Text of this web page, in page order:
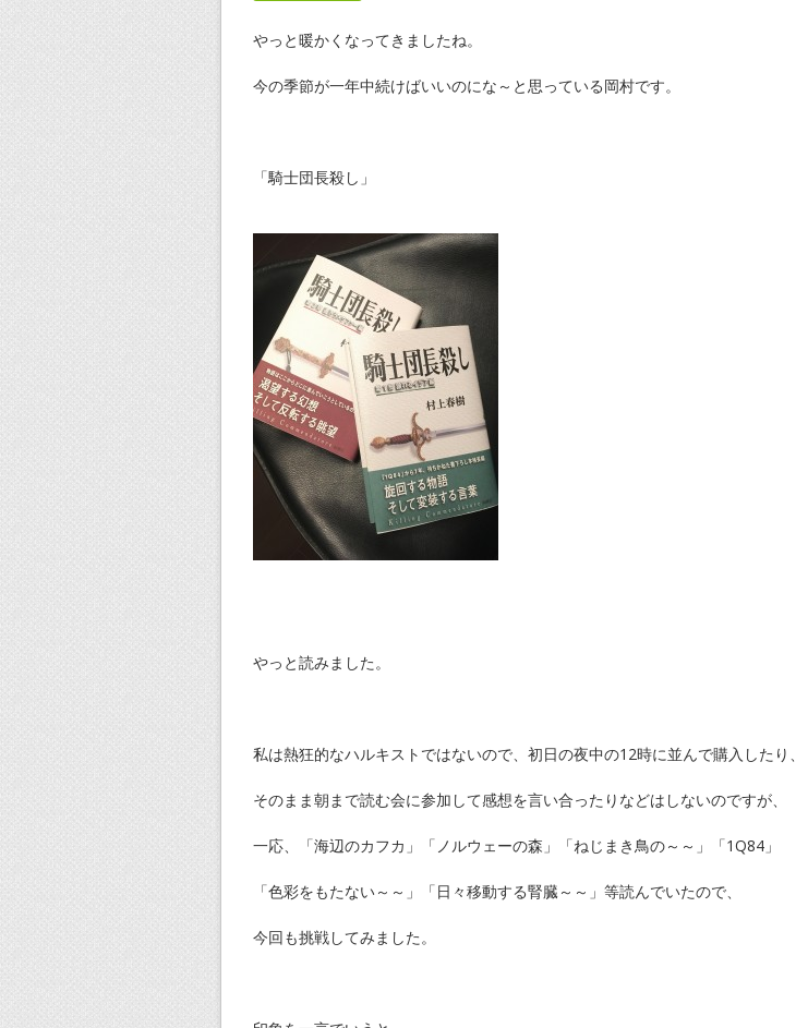
やっと暖かくなってきましたね。
今の季節が一年中続けばいいのにな～と思っている岡村です。
「騎士団長殺し」
やっと読みました。
私は熱狂的なハルキストではないので、初日の夜中の12時に並んで購入したり、
そのまま朝まで読む会に参加して感想を言い合ったりなどはしないのですが、
一応、「海辺のカフカ」「ノルウェーの森」「ねじまき鳥の～～」「1Q84」
「色彩をもたない～～」「日々移動する腎臓～～」等読んでいたので、
今回も挑戦してみました。